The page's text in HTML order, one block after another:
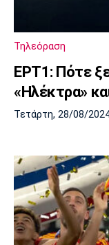
Τηλεόραση
ΕΡΤ1: Πότε
«Ηλέκτρα»
Τετάρτη, 28/08/